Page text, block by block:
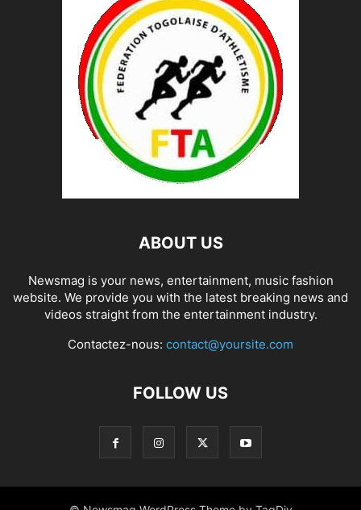
ABOUT US
Newsmag is your news, entertainment, music fashion
website. We provide you with the latest breaking news and
videos straight from the entertainment industry.
Contactez-nous: contact@yoursite.com
FOLLOW US